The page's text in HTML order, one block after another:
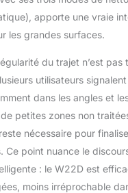
nettoyage
sont
à droite et de
gauche. Le
planifie
l'itinéraire de
pour que
convient aussi
grandes
fenêtres, ce
apporte une vraie
les grandes surfaces.
du trajet n’est pas
utilisateurs
dans les angles et
petites zones non
nécessaire pour
Ce point nuance le
: le W22D est
moins irréprochable